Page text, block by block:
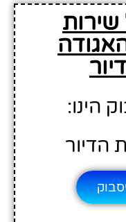
הינו:
הדיור